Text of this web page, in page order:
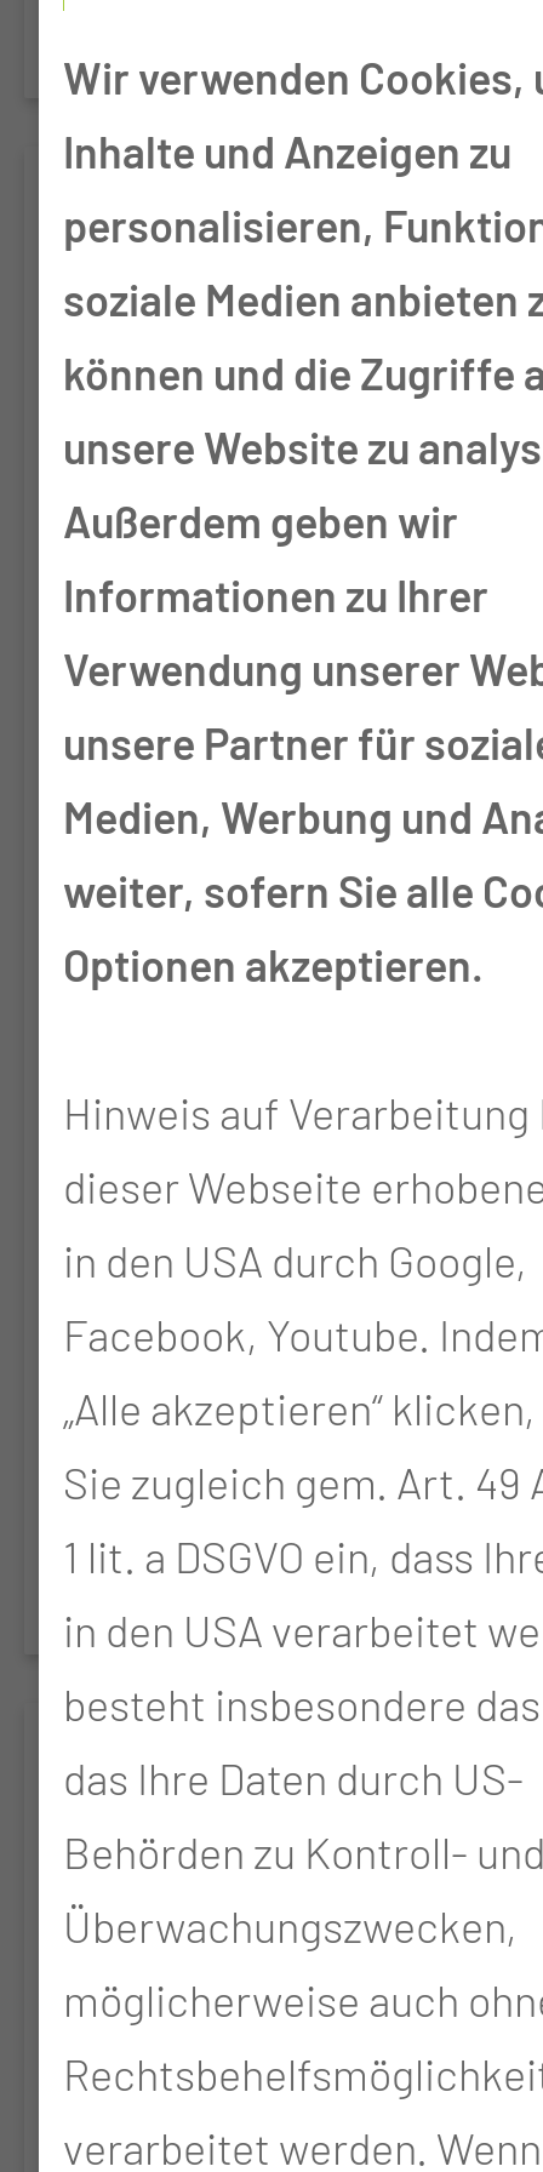
GAIN Eudra-CT:
2017-004444-38
Neoadjuvant
gemcitabine plus cisplatin
followed by radical liver
resection versus
immediate radical liver
resection alone with or
without adjuvant
chemotherapy in
gallbladder carcinoma
cholecystectomy or in
front of radical resection
of BTC (ICC/ECC) – A
phase III study of the
German Registry of
Incidental Gallbladder
AZURITE
Clinical research platform
for molecular testing,
treatment, quality of life
and outcome of patients
with metastatic colorectal
cancer receiving systemic
Wir verwenden Cookies,
Inhalte und Anzeigen zu
personalisieren,
soziale Medien anbieten
können und die Zugriffe
unsere Website zu
Außerdem geben wir
Informationen zu Ihrer
Verwendung unserer
unsere Partner für
Medien, Werbung und
weiter, sofern Sie alle
Optionen akzeptieren.
Hinweis auf Verarbeitung
dieser Webseite
in den USA durch Google,
Facebook, Youtube.
„Alle akzeptieren“
Sie zugleich gem. Art. 49
1 lit. a DSGVO ein, dass
in den USA verarbeitet
besteht insbesondere
das Ihre Daten durch US-
Behörden zu Kontroll-
Überwachungszwecken,
möglicherweise auch
verarbeitet werden.